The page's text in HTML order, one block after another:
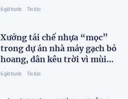
6 giờ trước Tin tức
Xưởng tái chế nhựa “mọc”
trong dự án nhà máy gạch bỏ
hoang, dân kêu trời vì mùi
hôi
6 giờ trước Tin tức